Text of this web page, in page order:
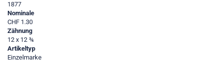
1877
Nominale
CHF 1.30
Zähnung
12 x 12 ¾
Artikeltyp
Einzelmarke